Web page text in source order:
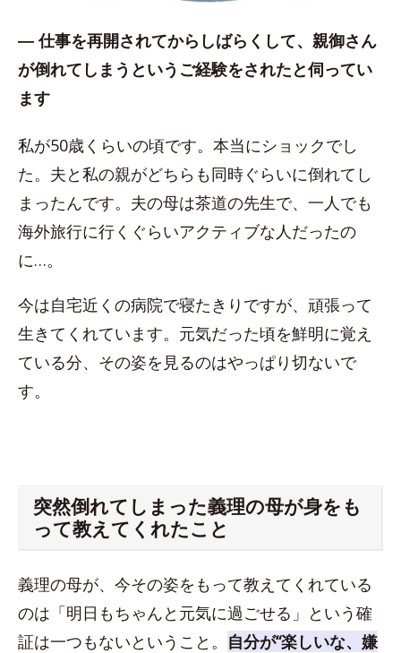
― 仕事を再開されてからしばらくして、親御さん
が倒れてしまうというご経験をされたと伺ってい
ます
私が50歳くらいの頃です。本当にショックでし
た。夫と私の親がどちらも同時ぐらいに倒れてし
まったんです。夫の母は茶道の先生で、一人でも
海外旅行に行くぐらいアクティブな人だったの
に…。
今は自宅近くの病院で寝たきりですが、頑張って
生きてくれています。元気だった頃を鮮明に覚え
ている分、その姿を見るのはやっぱり切ないで
す。
突然倒れてしまった義理の母が身をも
って教えてくれたこと
義理の母が、今その姿をもって教えてくれている
のは「明日もちゃんと元気に過ごせる」という確
証は一つもないということ。 自分が“楽しいな、嫌